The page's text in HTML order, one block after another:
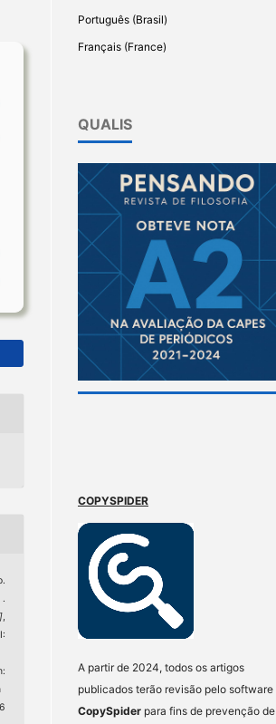
.
,
Português (Brasil)
Français (France)
QUALIS
COPYSPIDER
A partir de 2024, todos os artigos
publicados terão revisão pelo software
CopySpider para fins de prevenção de